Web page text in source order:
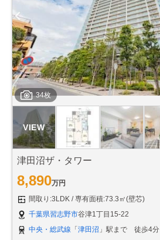
34枚
津田沼ザ・タワー
8,890万円
間取り:3LDK
専有面積:73.3㎡(壁芯)
千葉県習志野市谷津1丁目15-22
中央・総武線 「 津田沼 」駅まで 徒歩4分